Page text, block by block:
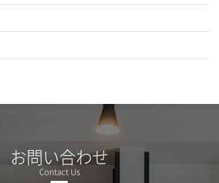
お問い合わせ